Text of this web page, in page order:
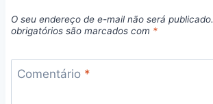
O seu endereço de e-mail não será publicado.
obrigatórios são marcados com *
Comentário *